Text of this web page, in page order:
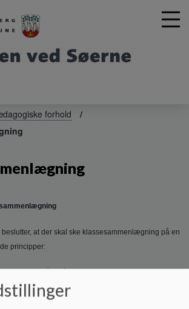
forhold
at der skal ske klassesammenlægning på en
principper:
klasser.